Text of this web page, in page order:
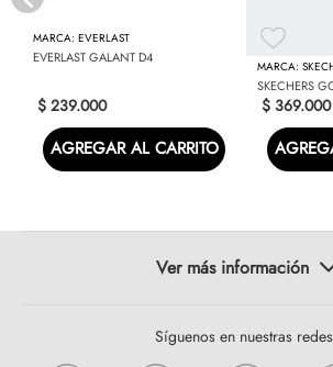
EVERLAST
EVERLAST GALANT D4
$ 239.000
AGREGAR AL CARRITO
SKECHERS
$ 369.000
Síguenos en nuestras